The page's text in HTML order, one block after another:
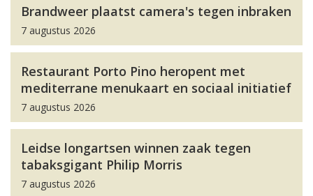
Brandweer plaatst camera's tegen inbraken
7 augustus 2026
Restaurant Porto Pino heropent met
mediterrane menukaart en sociaal initiatief
7 augustus 2026
Leidse longartsen winnen zaak tegen
tabaksgigant Philip Morris
7 augustus 2026